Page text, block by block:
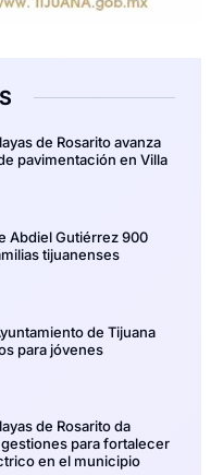
de Rosarito avanza
pavimentación en Villa
Abdiel Gutiérrez 900
tijuanenses
de Tijuana
para jóvenes
de Rosarito da
para fortalecer
en el municipio